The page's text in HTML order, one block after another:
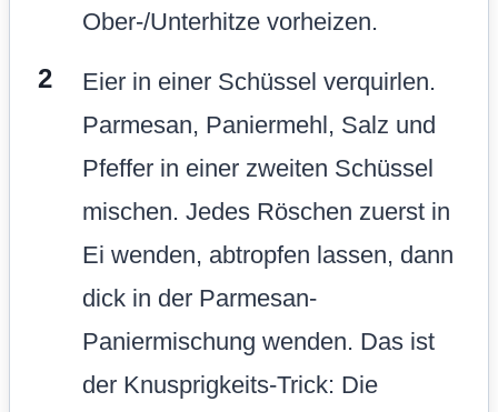
Ober-/Unterhitze vorheizen.
Eier in einer Schüssel verquirlen.
Parmesan, Paniermehl, Salz und
Pfeffer in einer zweiten Schüssel
mischen. Jedes Röschen zuerst in
Ei wenden, abtropfen lassen, dann
dick in der Parmesan-
Paniermischung wenden. Das ist
der Knusprigkeits-Trick: Die